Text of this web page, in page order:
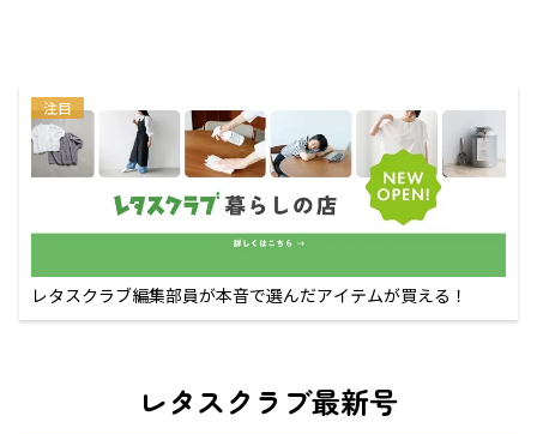
注目
レタスクラブ編集部員が本音で選んだアイテムが買える！
レタスクラブ最新号